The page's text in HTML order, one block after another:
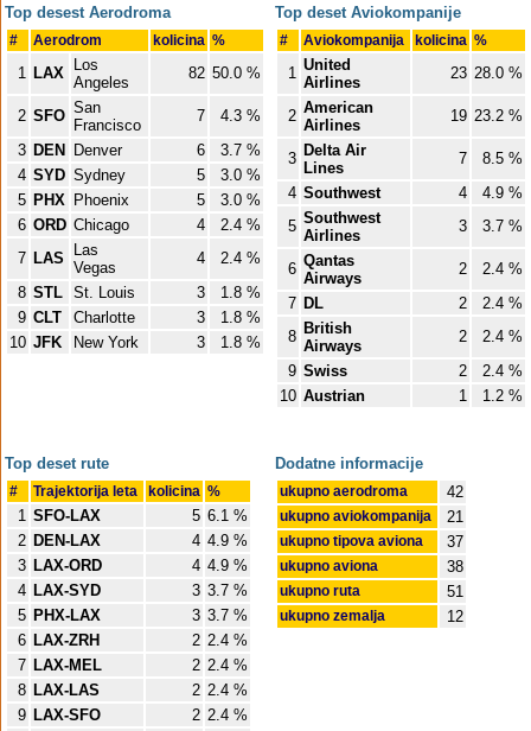
Top desest Aerodroma
# Aerodrom kolicina %
1 LAX
Los
Angeles
82 50.0 %
2 SFO San
Francisco
7
4.3 %
3 DEN Denver 6
3.7 %
4 SYD Sydney 5
3.0 %
5 PHX Phoenix 5
3.0 %
6 ORD Chicago 4
2.4 %
7 LAS
Las
Vegas
4
2.4 %
8 STL St. Louis 3
1.8 %
9 CLT Charlotte 3
1.8 %
10 JFK New York 3 1.8 %
Top deset Aviokompanije
# Aviokompanija kolicina %
1 United
Airlines
23 28.0 %
2 American
Airlines
19 23.2 %
3 Delta Air
Lines
7
8.5 %
4 Southwest 4
4.9 %
5 Southwest
Airlines
3 3.7 %
6 Qantas
Airways
2
2.4 %
7 DL 2
2.4 %
8 British
Airways
2
2.4 %
9 Swiss 2
2.4 %
10 Austrian 1 1.2 %
Top deset rute
# Trajektorija leta kolicina %
1 SFO-LAX 5 6.1 %
2 DEN-LAX 4 4.9 %
3 LAX-ORD 4 4.9 %
4 LAX-SYD 3 3.7 %
5 PHX-LAX 3 3.7 %
6 LAX-ZRH 2 2.4 %
7 LAX-MEL 2 2.4 %
8 LAX-LAS 2 2.4 %
9 LAX-SFO 2 2.4 %
Dodatne informacije
ukupno aerodroma 42
ukupno aviokompanija 21
ukupno tipova aviona 37
ukupno aviona 38
ukupno ruta 51
ukupno zemalja 12